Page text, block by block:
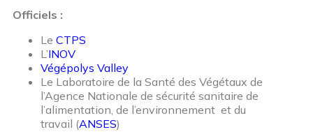
Officiels :
Le CTPS
L’INOV
Végépolys Valley
Le Laboratoire de la Santé des Végétaux de
l’Agence Nationale de sécurité sanitaire de
l’alimentation, de l’environnement et du
travail (ANSES)